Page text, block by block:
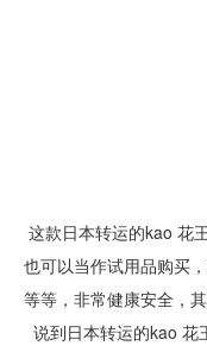
这款日本转运的kao 花
也可以当作试用品购买
等等，非常健康安全，
说到日本转运的kao 花